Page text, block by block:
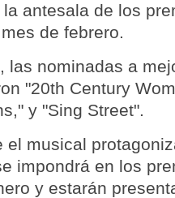
antesala de los
de febrero.
las nominadas a
"20th Century
y "Sing Street".
el musical
impondrá en los
y estarán